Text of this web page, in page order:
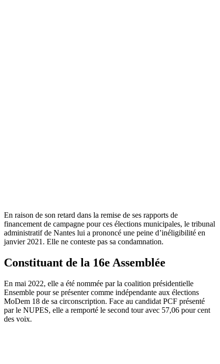
En raison de son retard dans la remise de ses rapports de
financement de campagne pour ces élections municipales, le tribunal
administratif de Nantes lui a prononcé une peine d’inéligibilité en
janvier 2021. Elle ne conteste pas sa condamnation.
Constituant de la 16e Assemblée
En mai 2022, elle a été nommée par la coalition présidentielle
Ensemble pour se présenter comme indépendante aux élections
MoDem 18 de sa circonscription. Face au candidat PCF présenté
par le NUPES, elle a remporté le second tour avec 57,06 pour cent
des voix.